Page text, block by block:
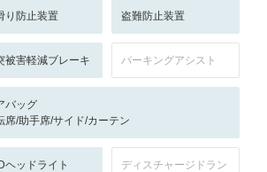
り防止装置 盗難防止装置
被害軽減ブレーキ パーキングアシスト
バッグ
席/助手席/サイド/カーテン
ヘッドライト
ディスチャージドラン